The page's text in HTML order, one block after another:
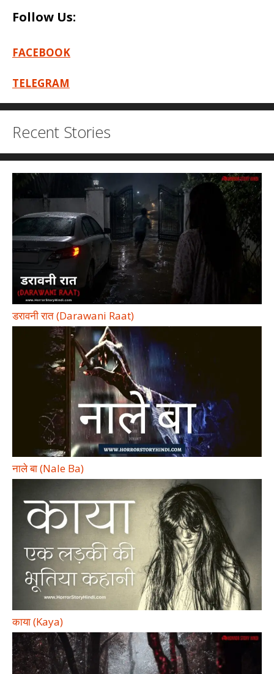
Follow Us:
FACEBOOK
TELEGRAM
Recent Stories
डरावनी रात (Darawani Raat)
नाले बा (Nale Ba)
काया (Kaya)